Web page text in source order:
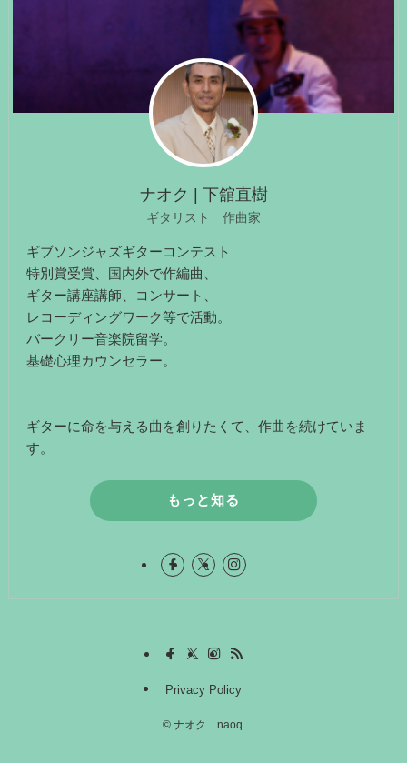
ナオク | 下舘直樹
ギタリスト 作曲家
ギブソンジャズギターコンテスト
特別賞受賞、国内外で作編曲、
ギター講座講師、コンサート、
レコーディングワーク等で活動。
バークリー音楽院留学。
基礎心理カウンセラー。
ギターに命を与える曲を創りたくて、作曲を続けていま
す。
もっと知る
Privacy Policy
©ナオク naoq.